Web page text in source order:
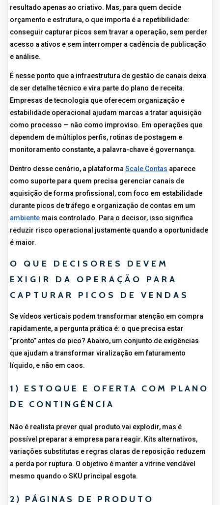
resultado apenas ao criativo. Mas, para quem decide
orçamento e estrutura, o que importa é a repetibilidade:
conseguir capturar picos sem travar a operação, sem perder
acesso a ativos e sem interromper a cadência de publicação
e análise.
É nesse ponto que a infraestrutura de gestão de canais deixa
de ser detalhe técnico e vira parte do plano de receita.
Empresas de tecnologia que oferecem organização e
estabilidade operacional ajudam marcas a tratar aquisição
como processo — não como improviso. Em operações que
dependem de múltiplos perfis, rotinas de postagem e
monitoramento constante, a palavra-chave é governança.
Dentro desse cenário, a plataforma Scale Contas aparece
como suporte para quem precisa gerenciar canais de
aquisição de forma profissional, com foco em estabilidade
durante picos de tráfego e organização de contas em um
ambiente mais controlado. Para o decisor, isso significa
reduzir risco operacional justamente quando a oportunidade
é maior.
O QUE DECISORES DEVEM
EXIGIR DA OPERAÇÃO PARA
CAPTURAR PICOS DE VENDAS
Se vídeos verticais podem transformar atenção em compra
rapidamente, a pergunta prática é: o que precisa estar
“pronto” antes do pico? Abaixo, um conjunto de exigências
que ajudam a transformar viralização em faturamento
líquido, e não em caos.
1) ESTOQUE E OFERTA COM PLANO
DE CONTINGÊNCIA
Não é realista prever qual produto vai explodir, mas é
possível preparar a empresa para reagir. Kits alternativos,
variações substitutas e regras claras de reposição reduzem
a perda por ruptura. O objetivo é manter a vitrine vendável
mesmo quando o SKU principal esgota.
2) PÁGINAS DE PRODUTO